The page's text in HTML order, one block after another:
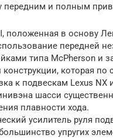
передним и полным
положенная в основу
передней
типа McPherson и
которая по
к подвескам Lexus NX
шасси
плавности хода.
усилитель руля
упругих